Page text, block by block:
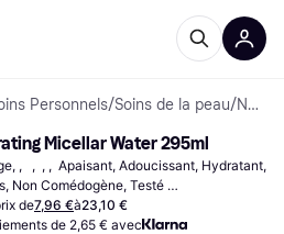
Personnels/Soins de la peau/ Nettoyants Visage
Micellar Water 295ml
,   ,  , ,  Apaisant, Adoucissant, Hydratant,
Non Comédogène, Testé
Céramides, Niacinamide,
de7,96 €à23,10 €
de 2,65 € avec